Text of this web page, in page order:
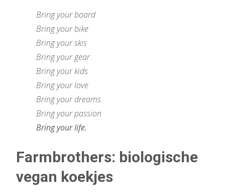
Bring your board
Bring your bike
Bring your skis
Bring your gear
Bring your kids
Bring your love
Bring your dreams
Bring your passion
Bring your life.
Farmbrothers: biologische
vegan koekjes